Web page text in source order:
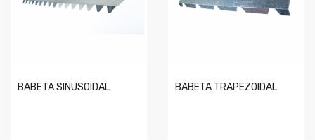
BABETA SINUSOIDAL BABETA TRAPEZOIDAL